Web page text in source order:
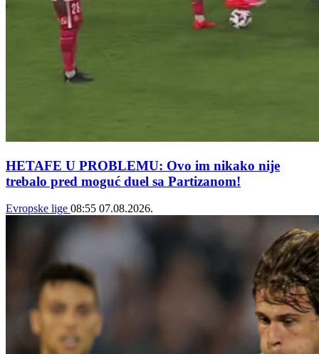
HETAFE U PROBLEMU: Ovo im nikako nije
trebalo pred moguć duel sa Partizanom!
Evropske lige 08:55 07.08.2026.